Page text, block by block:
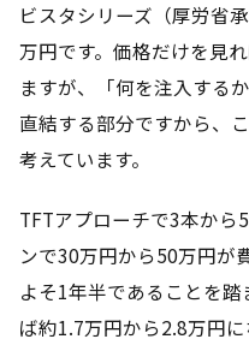
ビスタシリーズ（厚労省
万円です。価格だけを見
ますが、「何を注入する
直結する部分ですから、
考えています。
TFTアプローチで3本から
ンで30万円から50万円が
よそ1年半であることを
ば約1.7万円から2.8万円